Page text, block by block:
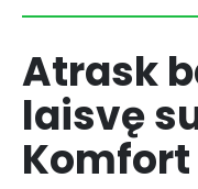
Atrask
laisvę
Komfort